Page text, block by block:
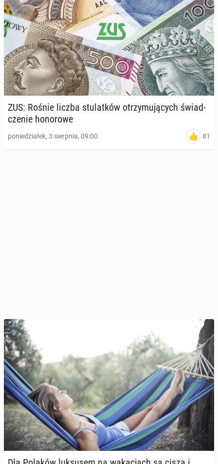
ZUS: Rośnie liczba stu­lat­ków otrzy­mu­ją­cych świad­
cze­nie ho­no­ro­we
poniedziałek, 3 sierpnia, 09:00 81